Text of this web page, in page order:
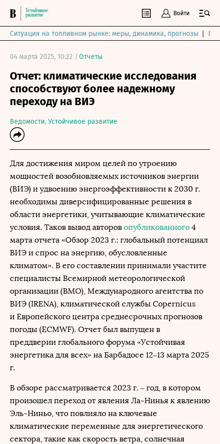
Войти
Ситуация на топливном рынке: меры, динамика, прогнозы
04 марта 2025, 10:22 /Отчеты
Отчет: климатические исследования
способствуют более надежному
переходу на ВИЭ
Ведомости. Устойчивое развитие
Для достижения миром целей по утроению
мощностей возобновляемых источников энергии
(ВИЭ) и удвоению энергоэффективности к 2030 г.
необходимы диверсифицированные решения в
области энергетики, учитывающие климатические
условия. Таков вывод авторов опубликованного 4
марта отчета «Обзор 2023 г.: глобальный потенциал
ВИЭ и спрос на энергию, обусловленные
климатом». В его составлении принимали участите
специалисты Всемирной метеорологической
организации (ВМО), Международного агентства по
ВИЭ (IRENA), климатической службы Copernicus
и Европейского центра среднесрочных прогнозов
погоды (ECMWF). Отчет был выпущен в
преддверии глобального форума «Устойчивая
энергетика для всех» на Барбадосе 12–13 марта 2025
г.
В обзоре рассматривается 2023 г. – год, в котором
произошел переход от явления Ла-Нинья к явлению
Эль-Ниньо, что повлияло на ключевые
климатические переменные для энергетического
сектора, такие как скорость ветра, солнечная